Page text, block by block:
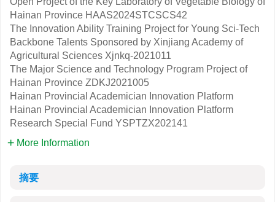
Hainan Province HAAS2024STCSCS42
The Innovation Ability Training Project for Young Sci-Tech
Backbone Talents Sponsored by Xinjiang Academy of
Agricultural Sciences Xjnkq-2021011
The Major Science and Technology Program Project of
Hainan Province ZDKJ2021005
Hainan Provincial Academician Innovation Platform
Hainan Provincial Academician Innovation Platform
Research Special Fund YSPTZX202141
More Information
摘要